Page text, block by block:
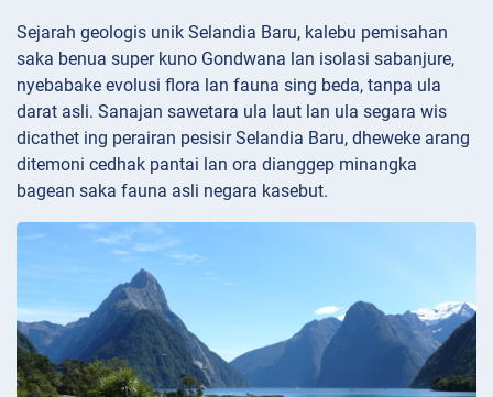
Sejarah geologis unik Selandia Baru, kalebu pemisahan
saka benua super kuno Gondwana lan isolasi sabanjure,
nyebabake evolusi flora lan fauna sing beda, tanpa ula
darat asli. Sanajan sawetara ula laut lan ula segara wis
dicathet ing perairan pesisir Selandia Baru, dheweke arang
ditemoni cedhak pantai lan ora dianggep minangka
bagean saka fauna asli negara kasebut.